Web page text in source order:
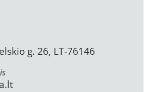
g. 26, LT-76146